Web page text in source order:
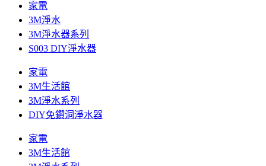
家電
3M淨水
3M淨水器系列
S003 DIY淨水器
家電
3M生活館
3M淨水系列
DIY免鑽洞淨水器
家電
3M生活館